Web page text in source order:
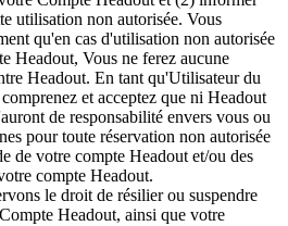
utilisation non autorisée. Vous
qu'en cas d'utilisation non autorisée
Headout, Vous ne ferez aucune
Headout. En tant qu'Utilisateur du
et acceptez que ni Headout
de responsabilité envers vous ou
pour toute réservation non autorisée
de votre compte Headout et/ou des
compte Headout.
le droit de résilier ou suspendre
Headout, ainsi que votre